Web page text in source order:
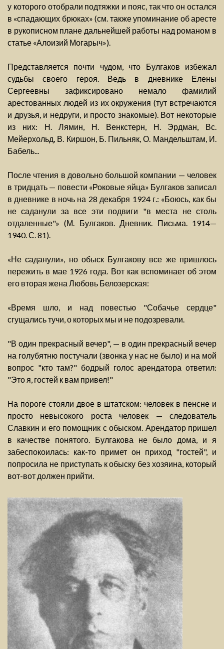
у которого отобрали подтяжки и пояс, так что он остался
в «спадающих брюках» (см. также упоминание об аресте
в рукописном плане дальнейшей работы над романом в
статье «Алоизий Могарыч»).
Представляется почти чудом, что Булгаков избежал
судьбы своего героя. Ведь в дневнике Елены
Сергеевны зафиксировано немало фамилий
арестованных людей из их окружения (тут встречаются
и друзья, и недруги, и просто знакомые). Вот некоторые
из них: Н. Лямин, Н. Венкстерн, Н. Эрдман, Вс.
Мейерхольд, В. Киршон, Б. Пильняк, О. Мандельштам, И.
Бабель...
После чтения в довольно большой компании — человек
в тридцать — повести «Роковые яйца» Булгаков записал
в дневнике в ночь на 28 декабря 1924 г.: «Боюсь, как бы
не саданули за все эти подвиги "в места не столь
отдаленные"» (М. Булгаков. Дневник. Письма. 1914—
1940. С. 81).
«Не саданули», но обыск Булгакову все же пришлось
пережить в мае 1926 года. Вот как вспоминает об этом
его вторая жена Любовь Белозерская:
«Время шло, и над повестью "Собачье сердце"
сгущались тучи, о которых мы и не подозревали.
"В один прекрасный вечер", — в один прекрасный вечер
на голубятню постучали (звонка у нас не было) и на мой
вопрос "кто там?" бодрый голос арендатора ответил:
"Это я, гостей к вам привел!"
На пороге стояли двое в штатском: человек в пенсне и
просто невысокого роста человек — следователь
Славкин и его помощник с обыском. Арендатор пришел
в качестве понятого. Булгакова не было дома, и я
забеспокоилась: как-то примет он приход "гостей", и
попросила не приступать к обыску без хозяина, который
вот-вот должен прийти.